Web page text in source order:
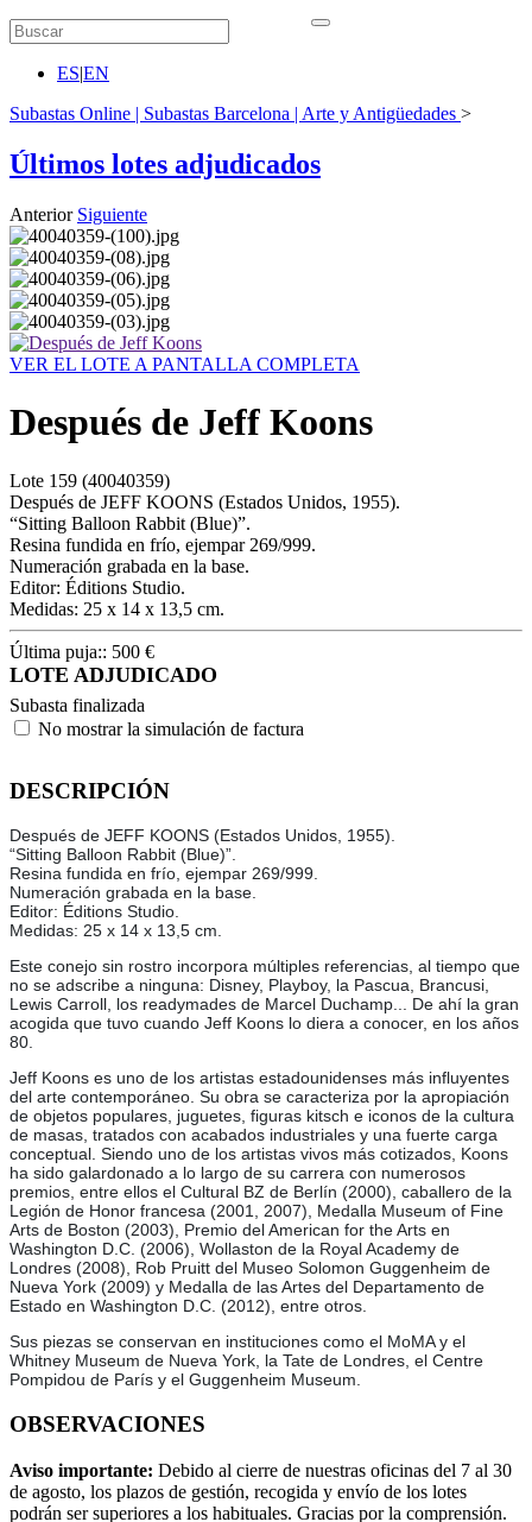
ES|EN
Subastas Online | Subastas Barcelona | Arte y Antigüedades >
Últimos lotes adjudicados
Anterior Siguiente
VER EL LOTE A PANTALLA COMPLETA
Después de Jeff Koons
Lote 159 (40040359)
Después de JEFF KOONS (Estados Unidos, 1955).
“Sitting Balloon Rabbit (Blue)”.
Resina fundida en frío, ejempar 269/999.
Numeración grabada en la base.
Editor: Éditions Studio.
Medidas: 25 x 14 x 13,5 cm.
Última puja:: 500 €
LOTE ADJUDICADO
Subasta finalizada
No mostrar la simulación de factura
DESCRIPCIÓN
Después de JEFF KOONS (Estados Unidos, 1955).
“Sitting Balloon Rabbit (Blue)”.
Resina fundida en frío, ejempar 269/999.
Numeración grabada en la base.
Editor: Éditions Studio.
Medidas: 25 x 14 x 13,5 cm.
Este conejo sin rostro incorpora múltiples referencias, al tiempo que
no se adscribe a ninguna: Disney, Playboy, la Pascua, Brancusi,
Lewis Carroll, los readymades de Marcel Duchamp... De ahí la gran
acogida que tuvo cuando Jeff Koons lo diera a conocer, en los años
80.
Jeff Koons es uno de los artistas estadounidenses más influyentes
del arte contemporáneo. Su obra se caracteriza por la apropiación
de objetos populares, juguetes, figuras kitsch e iconos de la cultura
de masas, tratados con acabados industriales y una fuerte carga
conceptual. Siendo uno de los artistas vivos más cotizados, Koons
ha sido galardonado a lo largo de su carrera con numerosos
premios, entre ellos el Cultural BZ de Berlín (2000), caballero de la
Legión de Honor francesa (2001, 2007), Medalla Museum of Fine
Arts de Boston (2003), Premio del American for the Arts en
Washington D.C. (2006), Wollaston de la Royal Academy de
Londres (2008), Rob Pruitt del Museo Solomon Guggenheim de
Nueva York (2009) y Medalla de las Artes del Departamento de
Estado en Washington D.C. (2012), entre otros.
Sus piezas se conservan en instituciones como el MoMA y el
Whitney Museum de Nueva York, la Tate de Londres, el Centre
Pompidou de París y el Guggenheim Museum.
OBSERVACIONES
Aviso importante: Debido al cierre de nuestras oficinas del 7 al 30
de agosto, los plazos de gestión, recogida y envío de los lotes
podrán ser superiores a los habituales. Gracias por la comprensión.